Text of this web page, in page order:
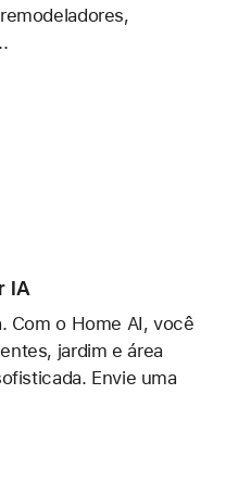
IA
Com o Home AI, você
jardim e área
Envie uma